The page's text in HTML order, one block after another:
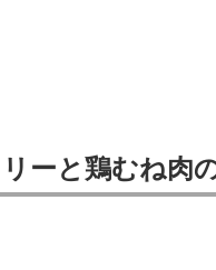
ーと鶏むね肉